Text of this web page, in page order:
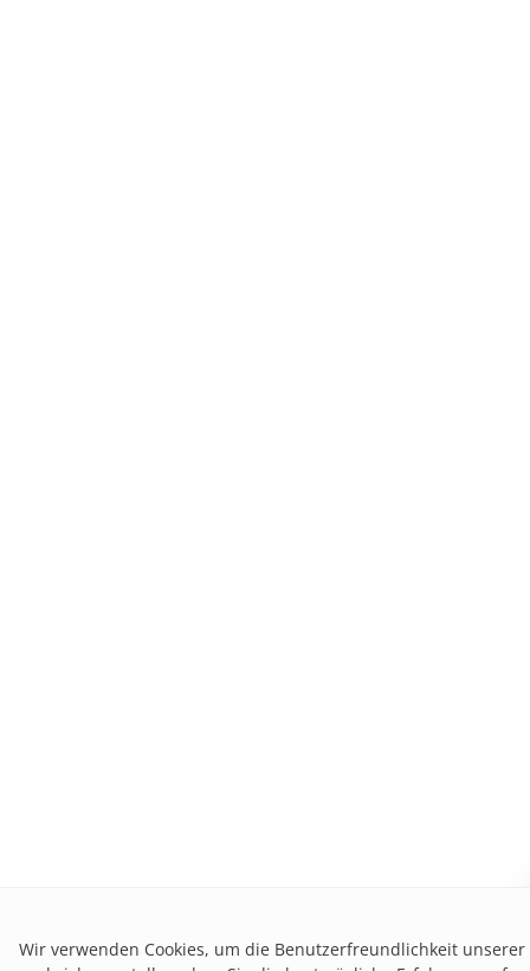
Wir verwenden Cookies, um die Benutzerfreundlichkeit